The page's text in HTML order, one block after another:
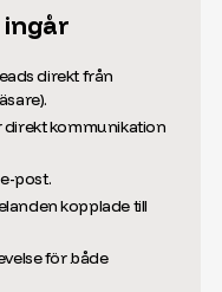
ingår
direkt från
kommunikation
post.
kopplade till
för både